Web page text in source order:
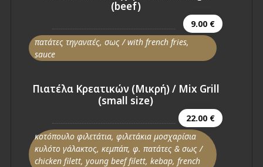
(beef)
9.00 €
πατάτες τηγανιτές, σως / with french fries,
sauce
Πιατέλα Κρεατικών (Μικρή) / Mix Grill
(small size)
22.00 €
κοτόπουλο φιλετάτια, φιλετάκια μοσχαρίσια
κυλότο γάλακτος, κεμπάπ, φ. πατάτες & σως /
chicken filett, young beef filett, kebap, french